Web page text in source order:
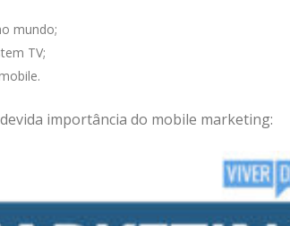
mundo;
TV;
importância do mobile marketing: